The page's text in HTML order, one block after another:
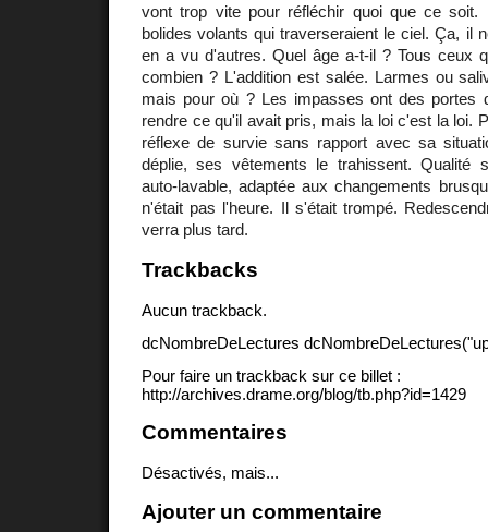
vont trop vite pour réfléchir quoi que ce soit.
bolides volants qui traverseraient le ciel. Ça, il
en a vu d'autres. Quel âge a-t-il ? Tous ceux
combien ? L'addition est salée. Larmes ou
mais pour où ? Les impasses ont des portes
rendre ce qu'il avait pris, mais la loi c'est la loi.
réflexe de survie sans rapport avec sa
déplie, ses vêtements le trahissent. Qualité
auto-lavable, adaptée aux changements
n'était pas l'heure. Il s'était trompé.
verra plus tard.
Trackbacks
Aucun trackback.
dcNombreDeLectures
Pour faire un trackback sur ce billet :
http://archives.drame.org/blog/tb.php?id=1429
Commentaires
Désactivés, mais...
Ajouter un commentaire